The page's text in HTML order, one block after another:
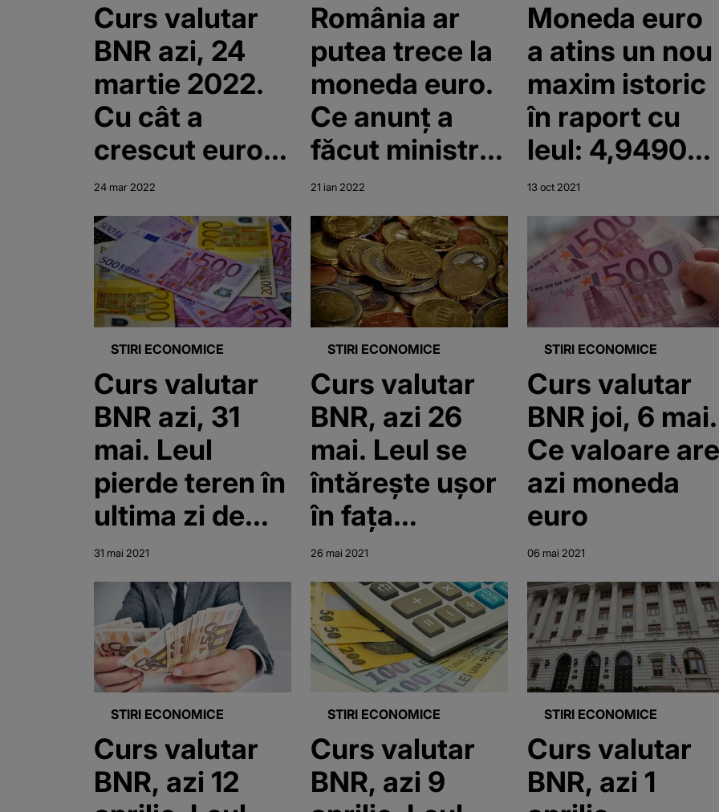
Curs valutar
BNR azi, 24
martie 2022.
Cu cât a
crescut euro
în ultima lună,
de la
izbucnirea
războiului
24 mar 2022
România ar
putea trece la
moneda euro.
Ce anunț a
făcut ministrul
Finanțelor
21 ian 2022
Moneda euro
a atins un nou
maxim istoric
în raport cu
leul: 4,9490
lei/euro este
cursul afișat
de BNR
13 oct 2021
STIRI ECONOMICE
Curs valutar
BNR azi, 31
mai. Leul
pierde teren în
ultima zi de
primăvară
31 mai 2021
STIRI ECONOMICE
Curs valutar
BNR, azi 26
mai. Leul se
întărește ușor
în fața
monedei euro
26 mai 2021
STIRI ECONOMICE
Curs valutar
BNR joi, 6 mai.
Ce valoare are
azi moneda
euro
06 mai 2021
STIRI ECONOMICE
Curs valutar
BNR, azi 12
STIRI ECONOMICE
Curs valutar
BNR, azi 9
STIRI ECONOMICE
Curs valutar
BNR, azi 1